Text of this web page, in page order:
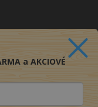
a AKCIOVÉ